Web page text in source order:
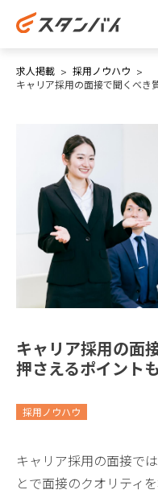
求人掲載
採用ノウハウ
キャリア採用の面接で聞くべき
キャリア採用の面
押さえるポイント
採用ノウハウ
キャリア採用の面接で
とで面接のクオリティ